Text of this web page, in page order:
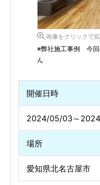
画像をクリックで
※弊社施工事例 今回
ん
開催日時
2024/05/03～
場所
愛知県北名古屋市